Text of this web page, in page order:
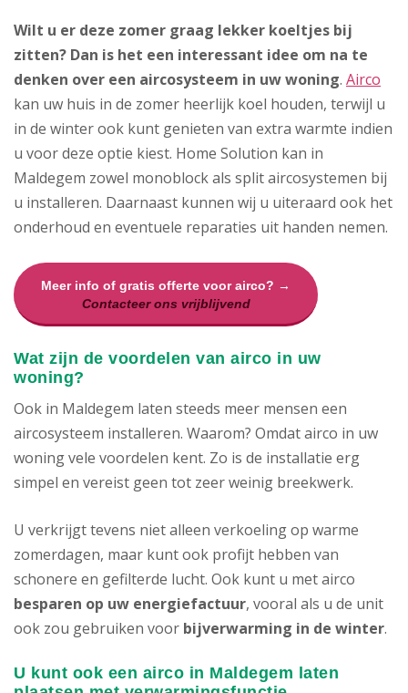
Wilt u er deze zomer graag lekker koeltjes bij
zitten? Dan is het een interessant idee om na te
denken over een aircosysteem in uw woning. Airco
kan uw huis in de zomer heerlijk koel houden, terwijl u
in de winter ook kunt genieten van extra warmte indien
u voor deze optie kiest. Home Solution kan in
Maldegem zowel monoblock als split aircosystemen bij
u installeren. Daarnaast kunnen wij u uiteraard ook het
onderhoud en eventuele reparaties uit handen nemen.
Meer info of gratis offerte voor airco? →
Contacteer ons vrijblijvend
Wat zijn de voordelen van airco in uw
woning?
Ook in Maldegem laten steeds meer mensen een
aircosysteem installeren. Waarom? Omdat airco in uw
woning vele voordelen kent. Zo is de installatie erg
simpel en vereist geen tot zeer weinig breekwerk.
U verkrijgt tevens niet alleen verkoeling op warme
zomerdagen, maar kunt ook profijt hebben van
schonere en gefilterde lucht. Ook kunt u met airco
besparen op uw energiefactuur, vooral als u de unit
ook zou gebruiken voor bijverwarming in de winter.
U kunt ook een airco in Maldegem laten